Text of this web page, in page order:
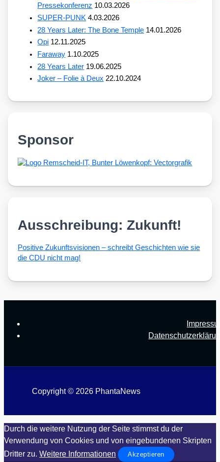
Pressekonferenz 10.03.2026
SUPER-PUNK 4.03.2026
28 Years Later: The Bone Temple 14.01.2026
Opi 12.11.2025
Faraway 1.10.2025
28 Years Later 19.06.2025
Joker – Folie à Deux 22.10.2024
Sponsor
Ausschreibung: Zukunft!
Posi­ti­ve Zukunfts­vi­sio­nen – schreibt Geschich­ten wie sie
die CDU nicht mag!
Copyright © 2026 PhantaNews
Durch die weitere Nutzung der Seite stimmst du der
Verwendung von Cookies und von eingebundenen Skripten
Dritter zu. Weitere Informationen Akzeptieren